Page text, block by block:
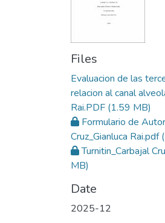
Files
Evaluacion de las
relacion al canal
Rai.PDF (1.59 MB)
Formulario de
Cruz_Gianluca Rai.pdf
Turnitin_Carbajal
MB)
Date
2025-12